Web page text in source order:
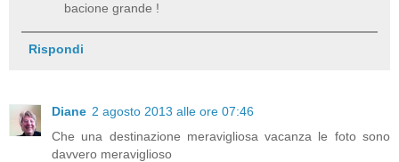
bacione grande !
Rispondi
Diane 2 agosto 2013 alle ore 07:46
Che una destinazione meravigliosa vacanza le foto sono
davvero meraviglioso